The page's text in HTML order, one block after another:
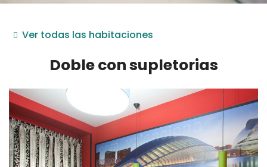
Ver todas las habitaciones
Doble con supletorias